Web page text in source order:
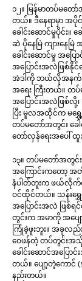
၁၂။ မြန်မာတပ်မတော်
တယ်။ ဒီနေရာမှာ အပိုင်
ခေါင်းဆောင်မှုပိုင်း။ ခ
ဆဲ ပိုနေမြဲ ကျားနေ
ခေါင်းဆောင်မှု အပြေ
အပြောင်းအလဲဖြစ်နိုင်
အဲဒါကို ဘယ်လိုအနက်အ
အရေး ကြီးတယ်။ တပ်
အပြောင်းအလဲဖြစ်
ပြီး မူလအထိုင်က မရွှ
တပ်မတော်အတွင်း ခေါင်
တော်လှန်ရေးအပေါ် ထူ
၁၃။ တပ်မတော်အတွင်း
အကြောင်းကတော့ အ
နံပါတ်တူးက ဖယ်လိုက်တာ
ဝင်ထိုင်တယ်။ သန်းရွှေ
အပြောင်းအလဲ ဖြစ်ရ
တွင်းက အမာကို အပျ
ကြုံခဲ့ဖူးဘူး။ အခုလည်
ဝေဖန်တဲ့ တပ်တွင်းအသို
ခေါင်းဆောင်အပြောင်
တယ်။ ပျော့တဲ့ကောင်
နည်းတယ်။